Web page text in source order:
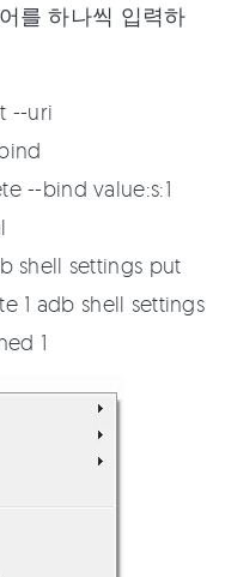
를 하나씩 입력하
--uri
--bind value:s:1
shell settings put
1 adb shell settings
1